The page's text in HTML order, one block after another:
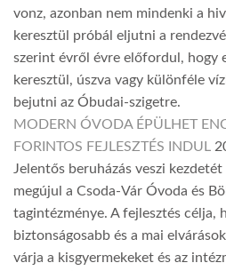
vonz, azonban nem mindenki a
keresztül próbál eljutni a
szerint évről évre előfordul, hogy
keresztül, úszva vagy különféle
bejutni az Óbudai-szigetre.
MODERN ÓVODA ÉPÜLHET
FORINTOS FEJLESZTÉS INDUL
Jelentős beruházás veszi
megújul a Csoda-Vár Óvoda és
tagintézménye. A fejlesztés célja,
biztonságosabb és a mai
várja a kisgyermekeket és az